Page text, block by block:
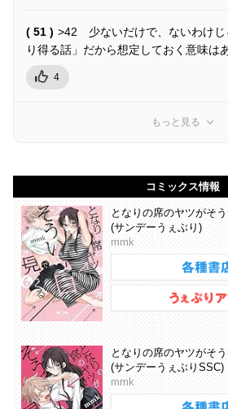
( 51 ) >42 少ないだけで、ないわけじ
り得る話」だから想定しておく意味は
4
もっと見る
コミックス情報
となりの席のヤツがそ
(サンデーうぇぶり)
mmk
となりの席のヤツがそ
(サンデーうぇぶりSSC)
mmk